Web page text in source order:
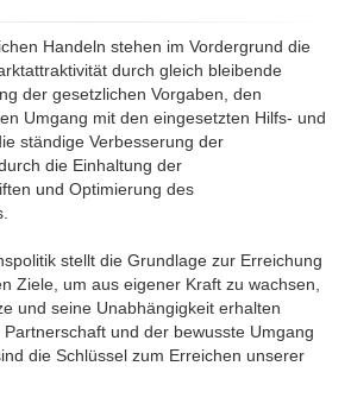
Handeln stehen im Vordergrund die
durch gleich bleibende
der gesetzlichen Vorgaben, den
Umgang mit den eingesetzten Hilfs- und
ständige Verbesserung der
die Einhaltung der
und Optimierung des
stellt die Grundlage zur Erreichung
Ziele, um aus eigener Kraft zu wachsen,
und seine Unabhängigkeit erhalten
und der bewusste Umgang
die Schlüssel zum Erreichen unserer